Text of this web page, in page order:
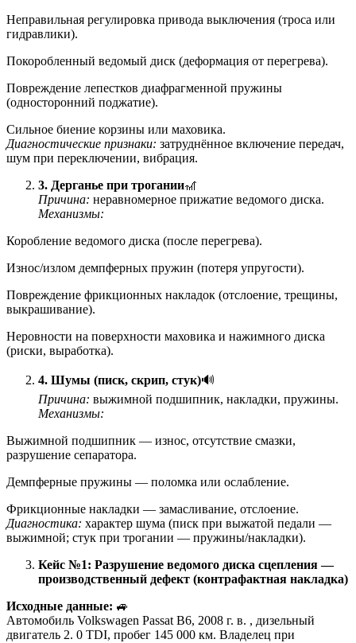
Неправильная регулировка привода выключения (троса или
гидравлики).
Покоробленный ведомый диск (деформация от перегрева).
Повреждение лепестков диафрагменной пружины
(односторонний поджатие).
Сильное биение корзины или маховика.
Диагностические признаки: затруднённое включение передач,
шум при переключении, вибрация.
3. Дерганье при трогании🎢
Причина: неравномерное прижатие ведомого диска.
Механизмы:
Коробление ведомого диска (после перегрева).
Износ/излом демпферных пружин (потеря упругости).
Повреждение фрикционных накладок (отслоение, трещины,
выкрашивание).
Неровности на поверхности маховика и нажимного диска
(риски, выработка).
4. Шумы (писк, скрип, стук)🔊
Причина: выжимной подшипник, накладки, пружины.
Механизмы:
Выжимной подшипник — износ, отсутствие смазки,
разрушение сепаратора.
Демпферные пружины — поломка или ослабление.
Фрикционные накладки — замасливание, отслоение.
Диагностика: характер шума (писк при выжатой педали —
выжимной; стук при трогании — пружины/накладки).
Кейс №1: Разрушение ведомого диска сцепления —
производственный дефект (контрафактная накладка)
Исходные данные: 🚙
Автомобиль Volkswagen Passat B6, 2008 г. в. , дизельный
двигатель 2. 0 TDI, пробег 145 000 км. Владелец при